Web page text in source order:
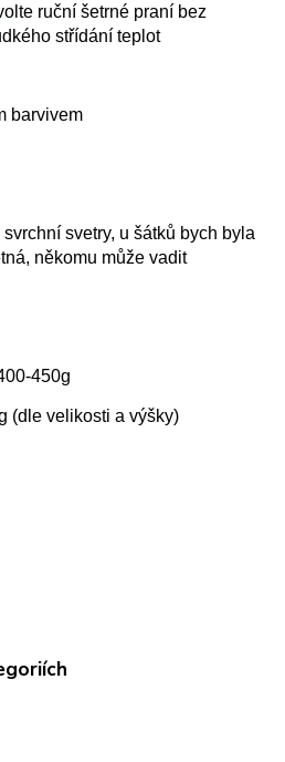
ruční šetrné praní bez
střídání teplot
barvivem
svetry, u šátků bych byla
někomu může vadit
450g
(dle velikosti a výšky)